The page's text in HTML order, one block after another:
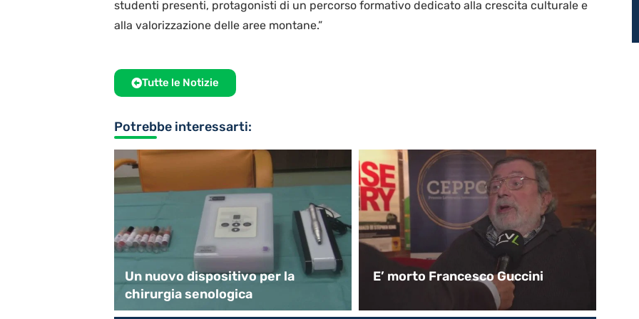
studenti presenti, protagonisti di un percorso formativo dedicato alla crescita culturale e
alla valorizzazione delle aree montane.”
Tutte le Notizie
Potrebbe interessarti:
Un nuovo dispositivo per la
chirurgia senologica
E’ morto Francesco Guccini